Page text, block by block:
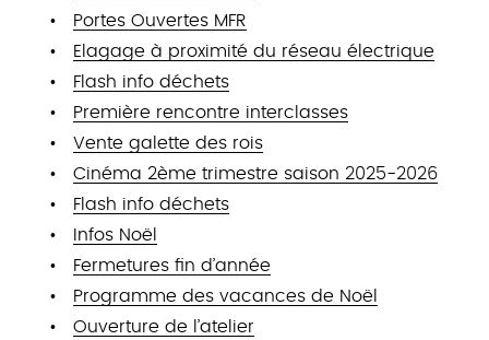
Portes Ouvertes MFR
Elagage à proximité du réseau électrique
Flash info déchets
Première rencontre interclasses
Vente galette des rois
Cinéma 2ème trimestre saison 2025-2026
Flash info déchets
Infos Noël
Fermetures fin d’année
Programme des vacances de Noël
Ouverture de l’atelier